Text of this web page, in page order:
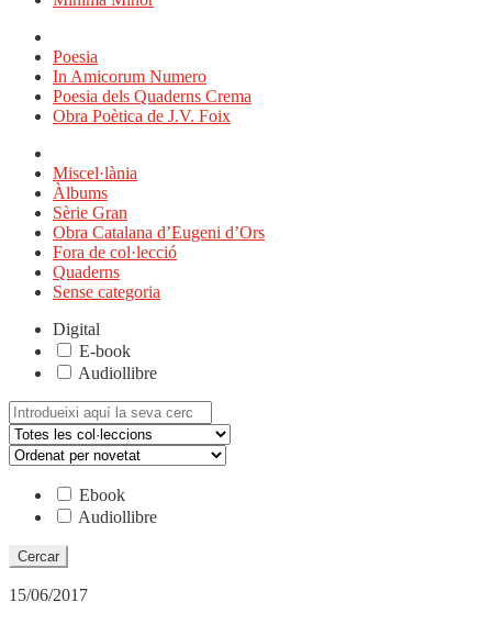
Poesia
In Amicorum Numero
Poesia dels Quaderns Crema
Obra Poètica de J.V. Foix
Miscel·lània
Àlbums
Sèrie Gran
Obra Catalana d’Eugeni d’Ors
Fora de col·lecció
Quaderns
Sense categoria
Digital
E-book
Audiollibre
Cerca:
Ebook
Audiollibre
15/06/2017